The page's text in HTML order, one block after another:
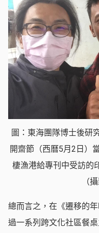
圖：東海團隊博士後研
開齋節（西曆5月2日）
棲漁港給專刊中受訪的
（
總而言之，在《遷移的
過一系列跨文化社區餐